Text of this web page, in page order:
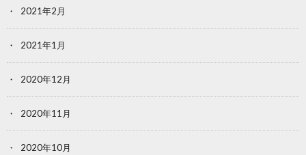
2021年2月
2021年1月
2020年12月
2020年11月
2020年10月